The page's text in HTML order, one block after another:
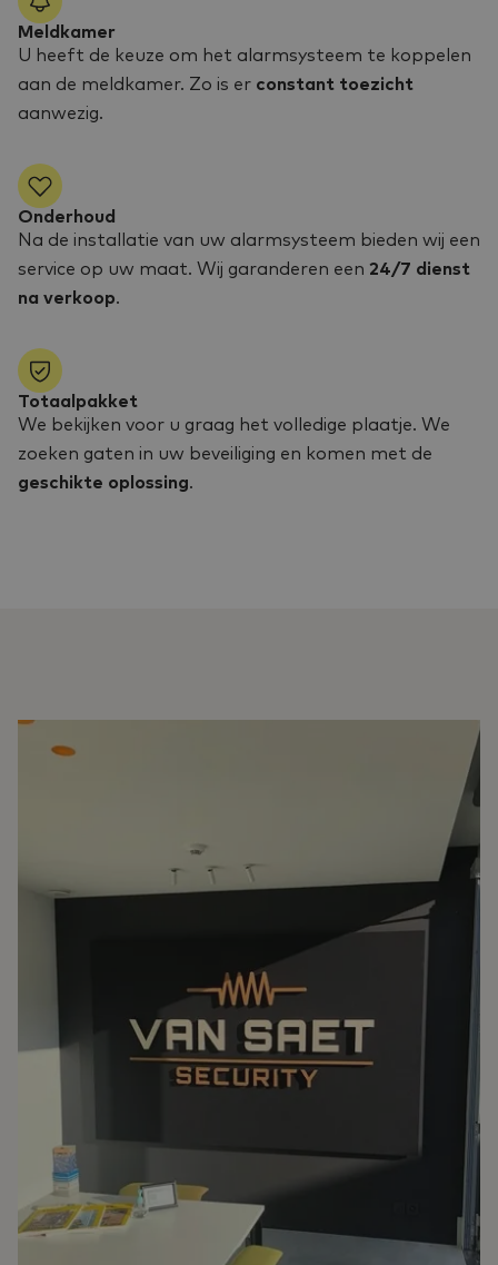
Meldkamer
U heeft de keuze om het alarmsysteem te koppelen
aan de meldkamer. Zo is er constant toezicht
aanwezig.
Onderhoud
Na de installatie van uw alarmsysteem bieden wij een
service op uw maat. Wij garanderen een 24/7 dienst
na verkoop.
Totaalpakket
We bekijken voor u graag het volledige plaatje. We
zoeken gaten in uw beveiliging en komen met de
geschikte oplossing.